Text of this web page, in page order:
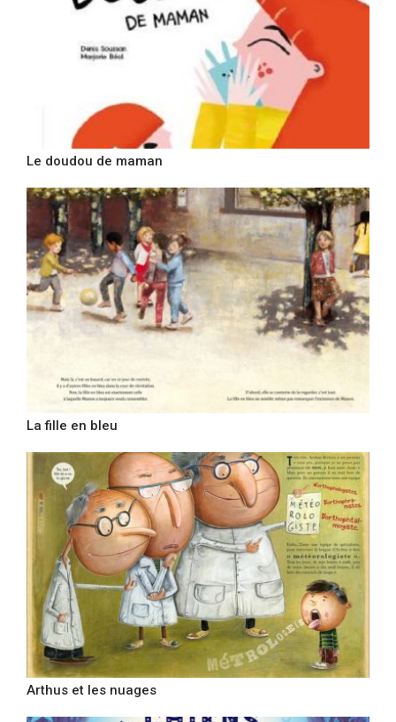
Le doudou de maman
La fille en bleu
Arthus et les nuages